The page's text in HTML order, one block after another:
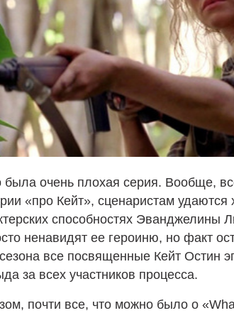
была очень плохая серия. Вообще,
«про Кейт», сценаристам удаются
способностях Эванджелины
ненавидят ее героиню, но факт
все посвященные Кейт Остин
за всех участников процесса.
почти все, что можно было о